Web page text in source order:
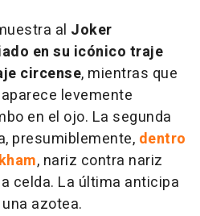
al Joker
en su icónico traje
circense, mientras que
levemente
en el ojo. La segunda
presumiblemente, dentro
, nariz contra nariz
celda. La última anticipa
azotea.